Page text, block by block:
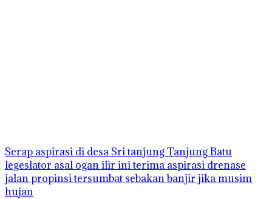
Serap aspirasi di desa Sri tanjung Tanjung Batu
legeslator asal ogan ilir ini terima aspirasi drenase
jalan propinsi tersumbat sebakan banjir jika musim
hujan